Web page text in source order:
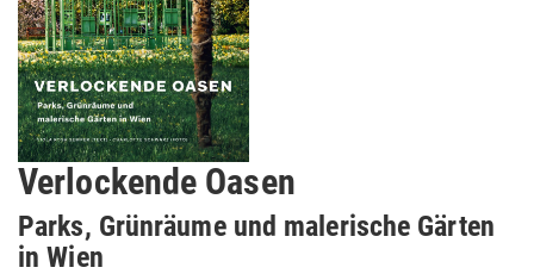
Verlockende Oasen
Parks, Grünräume und malerische Gärten
in Wien